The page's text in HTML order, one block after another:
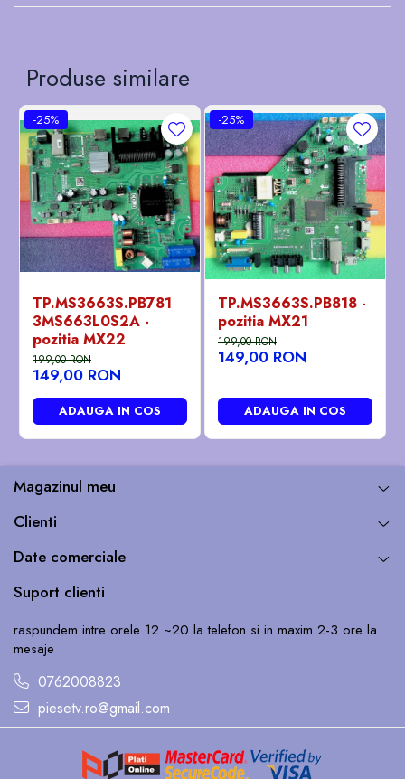
Produse similare
-25%
TP.MS3663S.PB781
3MS663L0S2A -
pozitia MX22
199,00 RON
149,00 RON
ADAUGA IN COS
-25%
TP.MS3663S.PB818 -
pozitia MX21
199,00 RON
149,00 RON
ADAUGA IN COS
Magazinul meu
Clienti
Date comerciale
Suport clienti
raspundem intre orele 12 ~20 la telefon si in maxim 2-3 ore la
mesaje
0762008823
piesetv.ro@gmail.com